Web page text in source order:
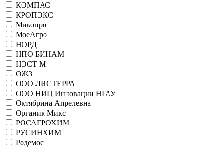
КОМПАС
КРОПЭКС
Микопро
МоеАгро
НОРД
НПО БИНАМ
НЭСТ М
ОЖЗ
ООО ЛИСТЕРРА
ООО НИЦ Инновации НГАУ
Октябрина Апрелевна
Органик Микс
РОСАГРОХИМ
РУСИНХИМ
Родемос